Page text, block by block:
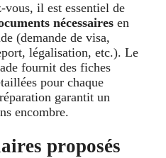
vous, il est essentiel de
nécessaires en
(demande de visa,
légalisation, etc.). Le
fournit des fiches
pour chaque
garantit un
encombre.
proposés